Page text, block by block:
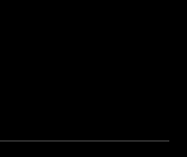
es jede